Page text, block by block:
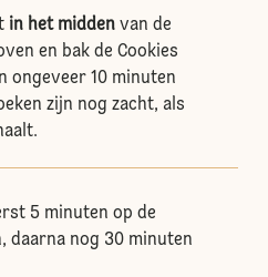
in het middenvan de
en bak de Cookies
ongeveer 10 minuten
zijn nog zacht, als
5 minuten op de
daarna nog 30 minuten